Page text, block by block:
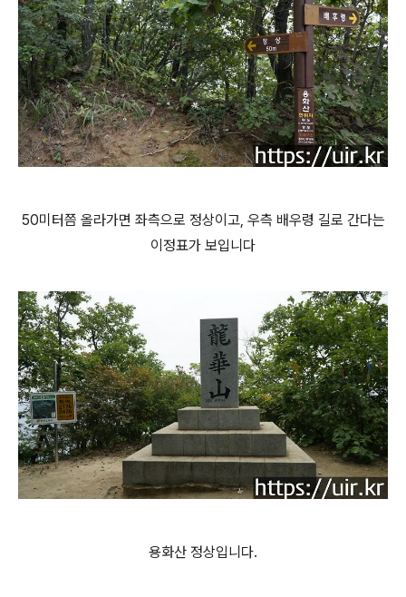
50미터쯤 올라가면 좌측으로 정상이고, 우측 배우령 길로 간다는
이정표가 보입니다
용화산 정상입니다.